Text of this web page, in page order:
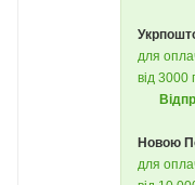
для
від 3000
Новою
для